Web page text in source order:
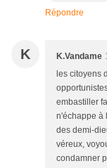
Répondre
K K.Vandame
les citoyens
embastiller
n'échappe à
des demi-
véreux,
condamner